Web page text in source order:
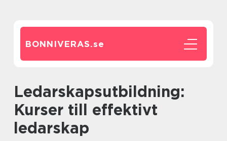
BONNIVERAS.se
Ledarskapsutbildning:
Kurser till effektivt
ledarskap